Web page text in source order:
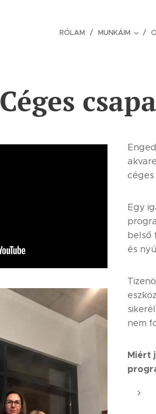
RÓLAM MUNKÁIM
Céges
céges
Egy
belső
és
nem
Miért